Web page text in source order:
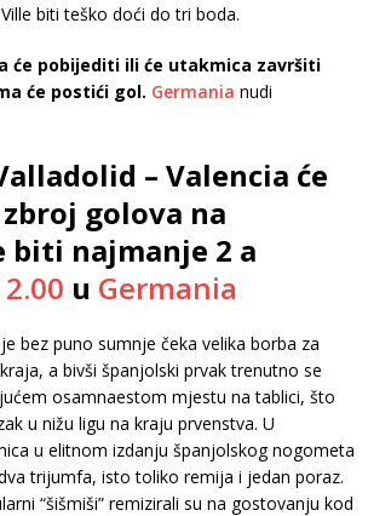
biti teško doći do tri boda.
će pobijediti ili će utakmica završiti
će postići gol. Germania nudi
– Valencia će
golova na
biti najmanje 2 a
2.00 u Germania
bez puno sumnje čeka velika borba za
a bivši španjolski prvak trenutno se
osamnaestom mjestu na tablici, što
u nižu ligu na kraju prvenstva. U
u elitnom izdanju španjolskog nogometa
trijumfa, isto toliko remija i jedan poraz.
“šišmiši” remizirali su na gostovanju kod